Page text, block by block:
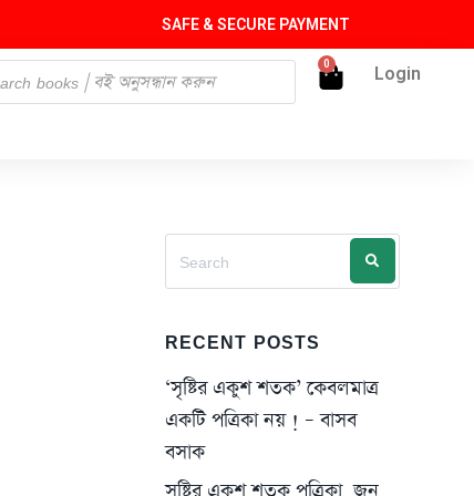
SAFE & SECURE PAYMENT
0 Login
RECENT POSTS
‘সৃষ্টির একুশ শতক’ কেবলমাত্র
একটি পত্রিকা নয় ! – বাসব
বসাক